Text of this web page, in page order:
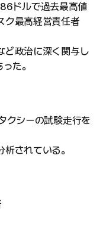
ドルで過去最高値
ク最高経営責任者
ど政治に深く関与し
た。
クシーの試験走行を
されている。